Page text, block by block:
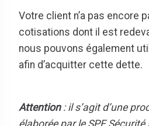
Votre client n’a pas encore
cotisations dont il est
nous pouvons également
afin d’acquitter cette dette.
Attention: il s’agit d’une